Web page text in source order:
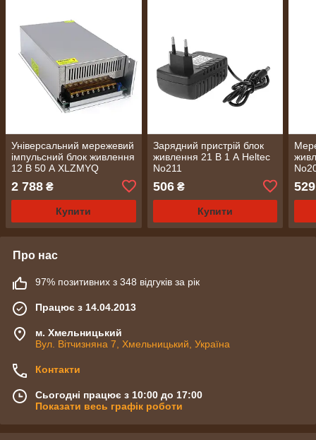
Універсальний мережевий
імпульсний блок живлення
12 В 50 А XLZMYQ
2 788 ₴
Купити
Зарядний пристрій блок
живлення 21 В 1 А Heltec
No211
506₴
Купити
529
Про нас
97% позитивних з 348 відгуків за рік
Працює з 14.04.2013
м. Хмельницький
Вул. Вітчизняна 7, Хмельницький, Україна
Контакти
Сьогодні працює з 10:00 до 17:00
Показати весь графік роботи